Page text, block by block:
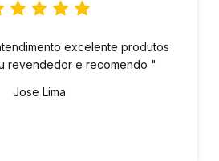
excelente produtos
revendedor e recomendo "
Jose Lima